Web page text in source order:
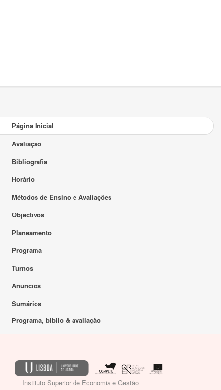
Página Inicial
Avaliação
Bibliografia
Horário
Métodos de Ensino e Avaliações
Objectivos
Planeamento
Programa
Turnos
Anúncios
Sumários
Programa, biblio & avaliação
Instituto Superior de Economia e Gestão